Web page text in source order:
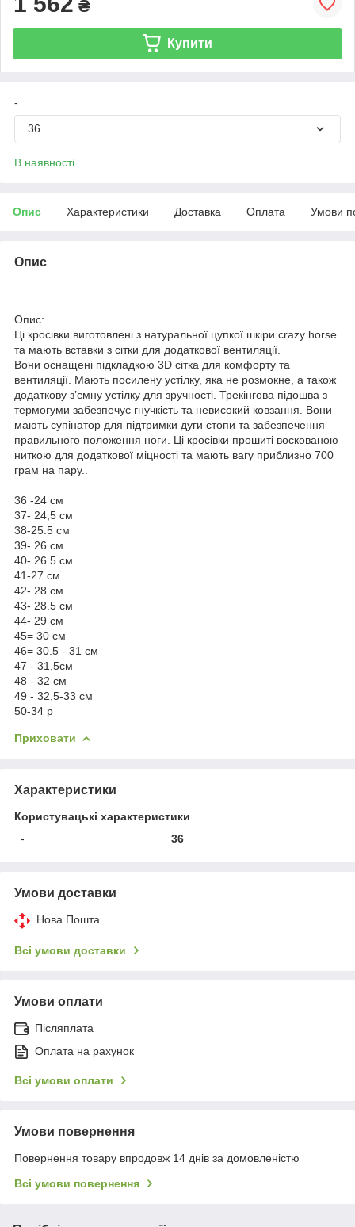
₴
Купити
-
36
В наявності
Опис Характеристики Доставка Оплата Умови
Опис
Опис:
Ці кросівки виготовлені з натуральної цупкої шкіри crazy horse
та мають вставки з сітки для додаткової вентиляції.
Вони оснащені підкладкою 3D сітка для комфорту та
вентиляції. Мають посилену устілку, яка не розмокне, а також
додаткову з’ємну устілку для зручності. Трекінгова підошва з
термогуми забезпечує гнучкість та невисокий ковзання. Вони
мають супінатор для підтримки дуги стопи та забезпечення
правильного положення ноги. Ці кросівки прошиті воскованою
ниткою для додаткової міцності та мають вагу приблизно 700
грам на пару..
36 -24 см
37- 24,5 см
38-25.5 см
39- 26 см
40- 26.5 см
41-27 см
42- 28 см
43- 28.5 см
44- 29 см
45= 30 см
46= 30.5 - 31 см
47 - 31,5см
48 - 32 см
49 - 32,5-33 см
50-34 р
Приховати
Характеристики
Користувацькі характеристики
-
36
Умови доставки
Нова Пошта
Всі умови доставки
Умови оплати
Післяплата
Оплата на рахунок
Всі умови оплати
Умови повернення
Повернення товару впродовж 14 днів за домовленістю
Всі умови повернення